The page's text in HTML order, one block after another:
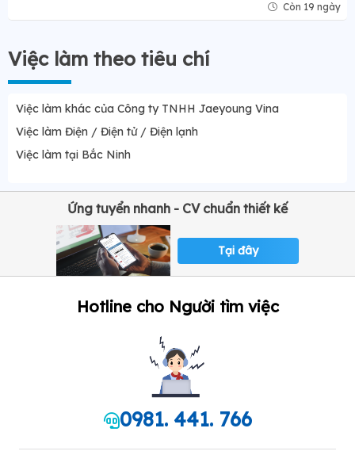
Còn 19 ngày
Việc làm theo tiêu chí
Việc làm khác của Công ty TNHH Jaeyoung Vina
Việc làm Điện / Điện tử / Điện lạnh
Việc làm tại Bắc Ninh
Ứng tuyển nhanh - CV chuẩn thiết kế
Tại đây
Hotline cho Người tìm việc
0981. 441. 766